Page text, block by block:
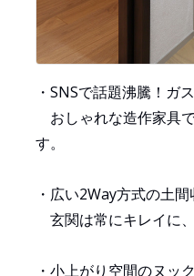
・SNSで話題沸騰！ガ
おしゃれな造作家具
す。
・広い2Way方式の土
玄関は常にキレイに
・小上がり空間のヌ